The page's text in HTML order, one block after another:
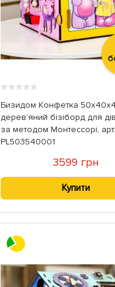
★★★★★
Бизидом Конфетка
дерев’яний бізіборд для
за методом Монтессорі, арт.
PL503540001
3599 грн
Купити